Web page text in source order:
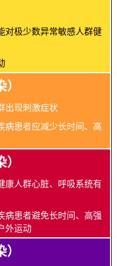
对极少数异常敏感人群健
出现刺激症状
病患者应减少长时间、高
康人群心脏、呼吸系统有
病患者避免长时间、高强
外运动